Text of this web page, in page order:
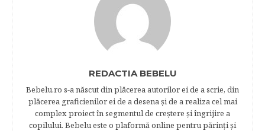
REDACTIA BEBELU
Bebelu.ro s-a născut din plăcerea autorilor ei de a scrie, din
plăcerea graficienilor ei de a desena şi de a realiza cel mai
complex proiect în segmentul de creştere şi îngrijire a
copilului. Bebelu este o plaformă online pentru părinţi şi